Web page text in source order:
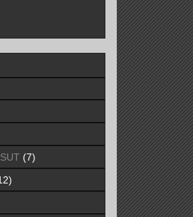
(7)